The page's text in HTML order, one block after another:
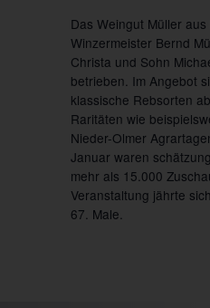
Das Weingut Müller
Winzermeister Bernd
Christa und Sohn
betrieben. Im Angebot
klassische Rebsorten
Raritäten wie
Nieder-Olmer
Januar waren
mehr als 15.000
Veranstaltung jährte
67. Male.